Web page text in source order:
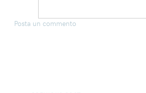
Posta un commento